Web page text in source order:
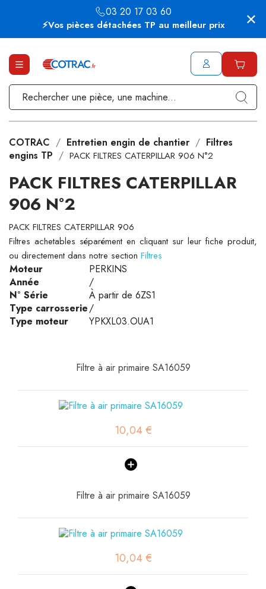
⚡Vos pièces détachées TP au meilleur prix
03 20 17 03 60
COTRAC Entretien engin de chantier
Filtres
engins TP
PACK FILTRES CATERPILLAR 906 N°2
PACK FILTRES CATERPILLAR
906 N°2
PACK FILTRES CATERPILLAR 906
Filtres achetables séparément en cliquant sur leur fiche produit,
ou directement dans notre section Filtres
Moteur
PERKINS
Année
/
N° Série
À partir de 6ZS1
Type carrosserie/
Type moteur
YPKXL03.OUA1
Filtre à air primaire SA16059
10,04 €
Filtre à air primaire SA16059
10,04 €